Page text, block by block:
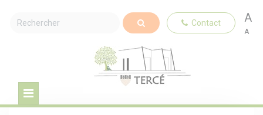
Contact A
A